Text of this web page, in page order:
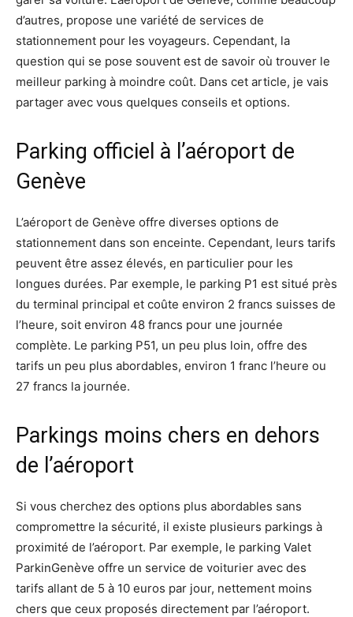
d’autres, propose une variété de services de
stationnement pour les voyageurs. Cependant, la
question qui se pose souvent est de savoir où trouver le
meilleur parking à moindre coût. Dans cet article, je vais
partager avec vous quelques conseils et options.
Parking officiel à l’aéroport de
Genève
L’aéroport de Genève offre diverses options de
stationnement dans son enceinte. Cependant, leurs tarifs
peuvent être assez élevés, en particulier pour les
longues durées. Par exemple, le parking P1 est situé près
du terminal principal et coûte environ 2 francs suisses de
l’heure, soit environ 48 francs pour une journée
complète. Le parking P51, un peu plus loin, offre des
tarifs un peu plus abordables, environ 1 franc l’heure ou
27 francs la journée.
Parkings moins chers en dehors
de l’aéroport
Si vous cherchez des options plus abordables sans
compromettre la sécurité, il existe plusieurs parkings à
proximité de l’aéroport. Par exemple, le parking Valet
ParkinGenève offre un service de voiturier avec des
tarifs allant de 5 à 10 euros par jour, nettement moins
chers que ceux proposés directement par l’aéroport.